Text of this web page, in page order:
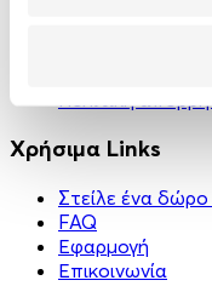
Πολιτική
Χρήσιμα Links
Στείλε ένα δώρο
FAQ
Εφαρμογή
Επικοινωνία